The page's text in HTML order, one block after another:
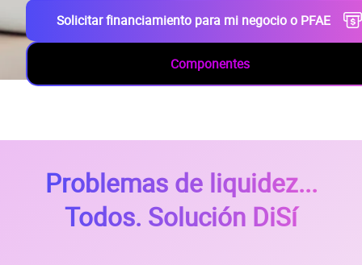
Solicitar financiamiento para mi negocio o PFAE
Componentes
Problemas de liquidez...
Todos. Solución DiSí